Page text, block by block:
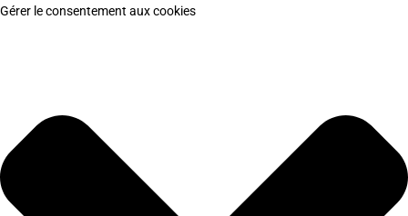
Gérer le consentement aux cookies